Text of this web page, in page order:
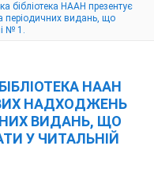
бібліотека НААН презентує
періодичних видань, що
№ 1.
НААН
НАДХОДЖЕНЬ
ВИДАНЬ, ЩО
У ЧИТАЛЬНІЙ